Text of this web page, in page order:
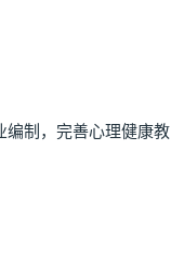
制，完善心理健康教